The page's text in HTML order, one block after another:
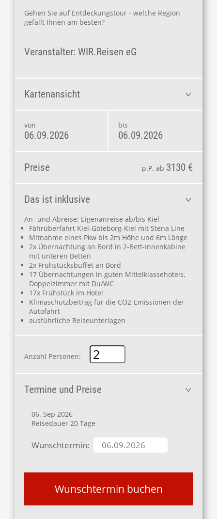
Gehen Sie auf Entdeckungstour - welche Region
gefällt Ihnen am besten?
Veranstalter: WIR.Reisen eG
Kartenansicht
von
06.09.2026
bis
06.09.2026
Preise p.P. ab 3130 €
Das ist inklusive
An- und Abreise: Eigenanreise ab/bis Kiel
Fährüberfahrt Kiel-Göteborg-Kiel mit Stena Line
Mitnahme eines Pkw bis 2m Höhe und 6m Länge
2x Übernachtung an Bord in 2-Bett-Innenkabine
mit unteren Betten
2x Frühstücksbuffet an Bord
17 Übernachtungen in guten Mittelklassehotels,
Doppelzimmer mit Du/WC
17x Frühstück im Hotel
Klimaschutzbeitrag für die CO2-Emissionen der
Autofahrt
ausführliche Reiseunterlagen
Anzahl Personen:
Termine und Preise
06. Sep 2026
Reisedauer 20 Tage
Wunschtermin:
Wunschtermin buchen